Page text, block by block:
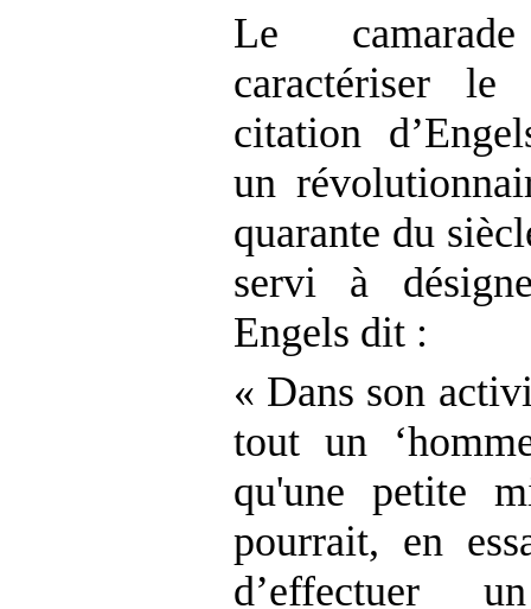
Le
caractériser le
citation
un
quarante du
servi à
Engels dit :
« Dans son
tout un
qu'une petite
pourrait, en
d’effectuer